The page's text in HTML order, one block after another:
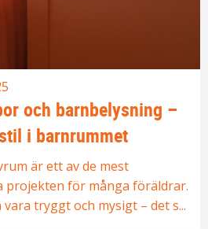
och barnbelysning –
i barnrummet
är ett av de mest
projekten för många föräldrar.
tryggt och mysigt – det s...